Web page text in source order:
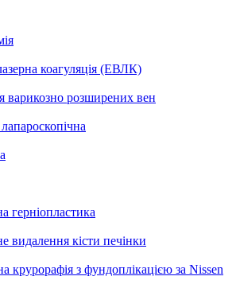
коагуляція (ЕВЛК)
варикозно розширених вен
герніопластика
видалення кісти печінки
крурорафія з фундоплікацією за Nissen